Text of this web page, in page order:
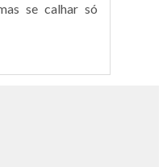
se calhar só